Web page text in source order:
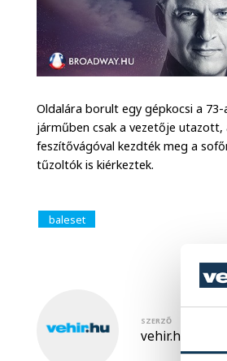
Oldalára borult egy gépkocsi a
járműben csak a vezetője
feszítővágóval kezdték meg a
tűzoltók is kiérkeztek.
baleset
SZERZŐ
vehir.hu